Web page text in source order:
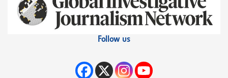
Follow us